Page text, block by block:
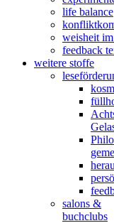
life balance
weisheit
feedback
weitere stoffe
salons &
buchclubs